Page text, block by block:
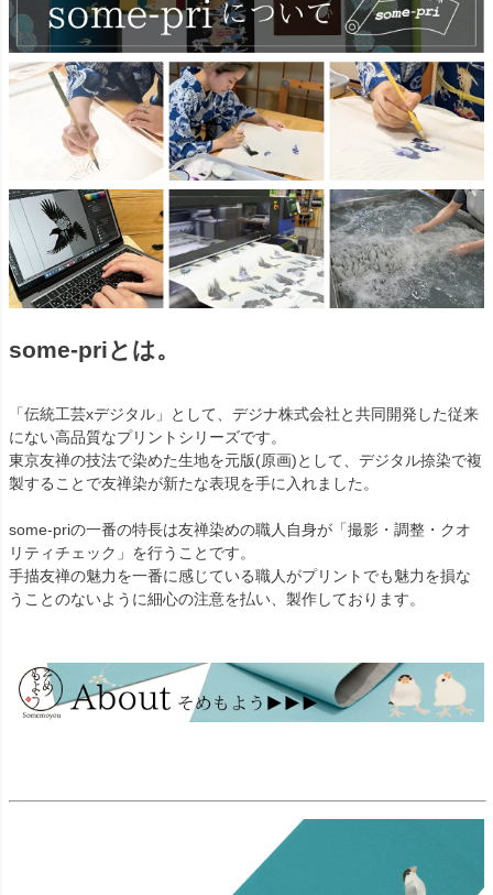
some-priとは。
「伝統工芸xデジタル」として、デジナ株式会社と共同開発した従来
にない高品質なプリントシリーズです。
東京友禅の技法で染めた生地を元版(原画)として、デジタル捺染で複
製することで友禅染が新たな表現を手に入れました。
some-priの一番の特長は友禅染めの職人自身が「撮影・調整・クオ
リティチェック」を行うことです。
手描友禅の魅力を一番に感じている職人がプリントでも魅力を損な
うことのないように細心の注意を払い、製作しております。